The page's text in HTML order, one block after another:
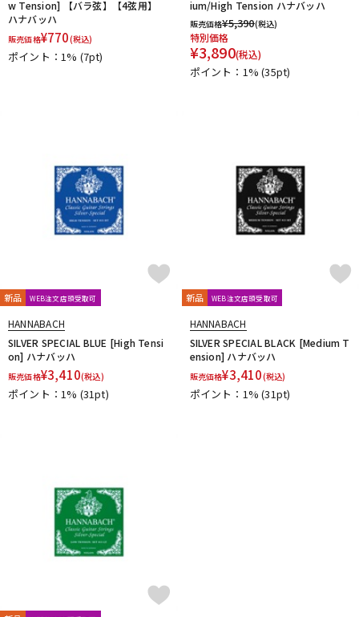
w Tension] 【バラ弦】【4弦用】
ハナバッハ
販売価格¥770(税込)
ポイント：1% (7pt)
ium/High Tension ハナバッハ
販売価格¥5,390(税込)
特別価格
¥3,890(税込)
ポイント：1%(35pt)
新品 WEB注文店頭受取可
HANNABACH
SILVER SPECIAL BLUE [High Tensi
on] ハナバッハ
販売価格¥3,410(税込)
ポイント：1% (31pt)
新品 WEB注文店頭受取可
HANNABACH
SILVER SPECIAL BLACK [Medium T
ension] ハナバッハ
販売価格¥3,410(税込)
ポイント：1%(31pt)